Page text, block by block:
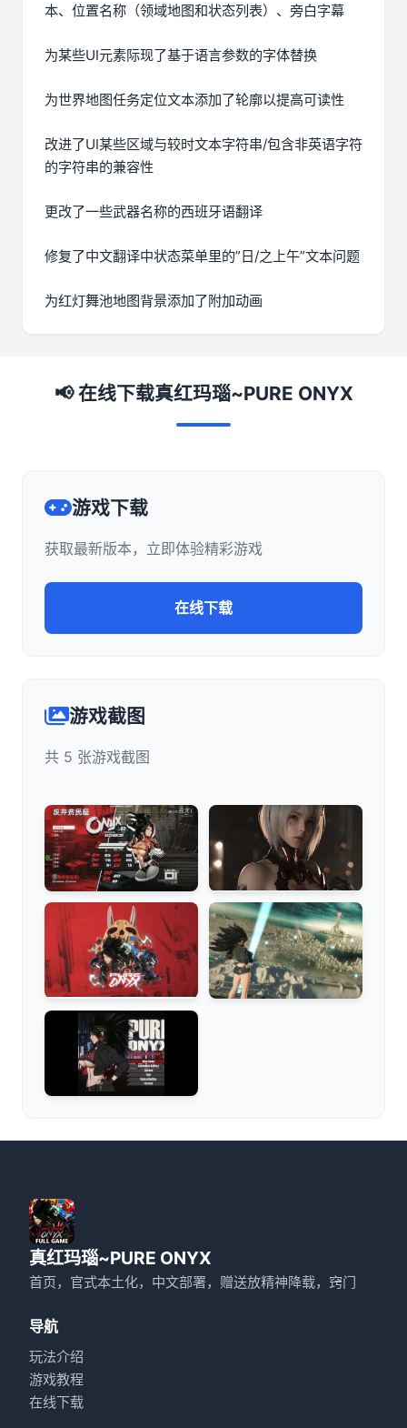
本、位置名称（领域地图和状态列表）、旁白字幕
为某些UI元素际现了基于语言参数的字体替换
为世界地图任务定位文本添加了轮廓以提高可读性
改进了UI某些区域与较时文本字符串/包含非英语字符
的字符串的兼容性
更改了一些武器名称的西班牙语翻译
修复了中文翻译中状态菜单里的”日/之上午”文本问题
为红灯舞池地图背景添加了附加动画
📢 在线下载真红玛瑙~PURE ONYX
游戏下载
获取最新版本，立即体验精彩游戏
在线下载
游戏截图
共 5 张游戏截图
真红玛瑙~PURE ONYX
首页，官式本土化，中文部署，赠送放精神降载，窍门
导航
玩法介绍
游戏教程
在线下载